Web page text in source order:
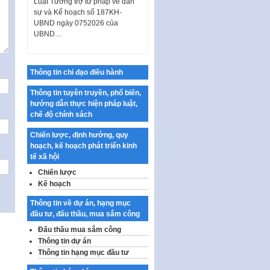
sự và Kế hoạch số 187KH-
UBND ngày 0752026 của
UBND…
thành phố Hà Nội
chính luận về bảo vệ nền tảng tư
tưởng của Đảng…
Công bố công khai dự toán kinh
phí xây dựng pháp luật, hoàn
thiện thể chế, chính…
Quy định về nghiên cứu, ứng
dụng khoa học, công nghệ, đổi
mới sáng tạo và chuyển…
Quy định chi tiết và hướng dẫn
thi hành một số điều của Luật Lý
lịch tư…
Sửa đổi, bổ sung một số nội
dung tại Nghị quyết số 30/NQ-
CP ngày 24 tháng 02…
Thông tin chỉ đạo điều hành
Thông tin tuyên truyền, phổ biến,
hướng dẫn thực hiện pháp luật,
chế độ chính sách
Chiến lược, định hướng, quy
hoạch, kế hoạch phát triển kinh
tế xã hội
Chiến lược
Kế hoạch
Thông tin về dự án, hạng mục
đầu tư, đấu thầu, mua sắm công
Đấu thầu mua sắm công
Thông tin dự án
Thông tin hạng mục đầu tư